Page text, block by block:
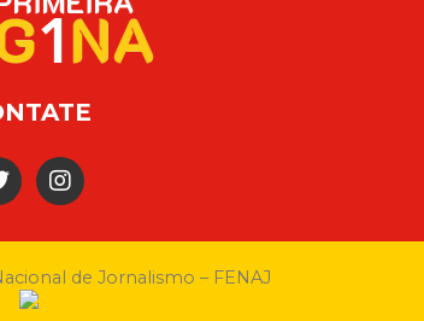
de Jornalismo – FENAJ